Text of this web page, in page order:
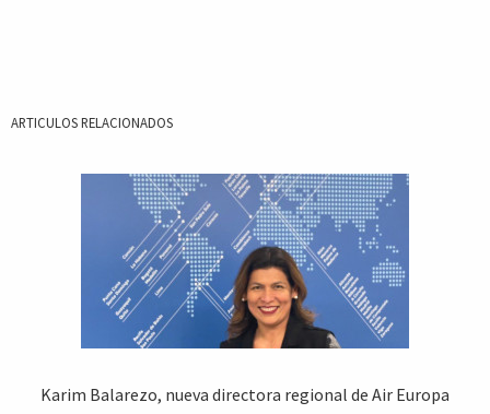
ARTICULOS RELACIONADOS
Karim Balarezo, nueva directora regional de Air Europa